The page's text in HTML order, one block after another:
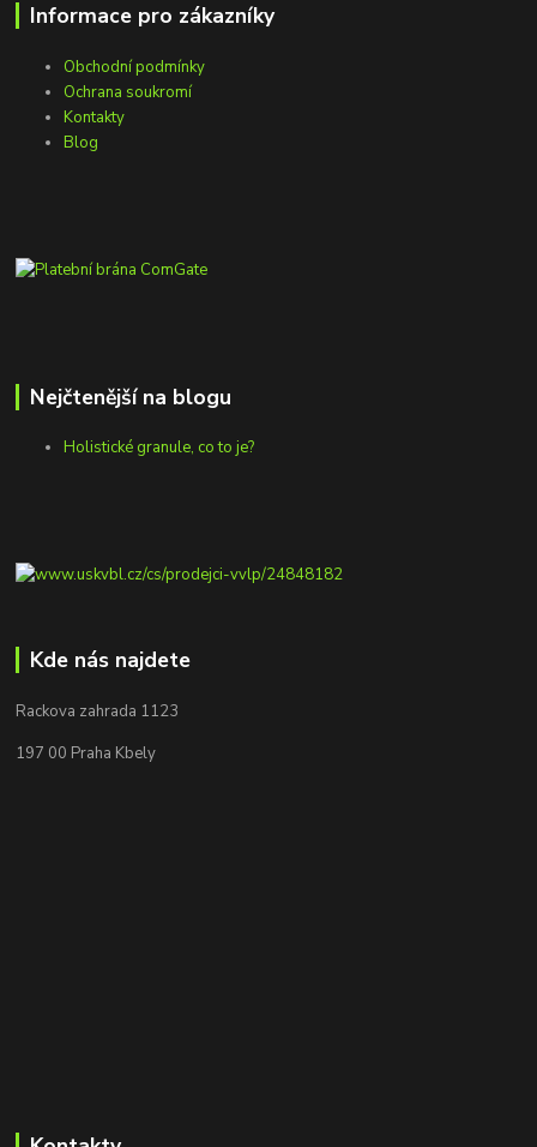
Informace pro zákazníky
Obchodní podmínky
Ochrana soukromí
Kontakty
Blog
Nejčtenější na blogu
Holistické granule, co to je?
Kde nás najdete
Rackova zahrada 1123
197 00 Praha Kbely